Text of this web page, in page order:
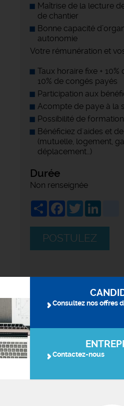
Maîtrise de la lecture
de chantier
Bonne capacité
autonomie
Votre rémunération et
Taux horaire fixe + 10%
10% de congés payés
Participation aux
Acompte de paye à la
Possibilité de
Bénéficiez d'aides et
(mutuelle, logement,
déplacement…)
Durée
Non renseignée
ShareFacebook
Twitter
POSTULEZ
Consultez nos offres
Contactez-nous